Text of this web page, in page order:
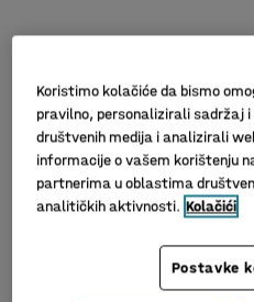
Koristimo kolačiće da bismo
pravilno, personalizirali sadržaj
društvenih medija i analizirali
informacije o vašem korištenju
partnerima u oblastima
analitičkih aktivnosti. Kolačići
Postavke